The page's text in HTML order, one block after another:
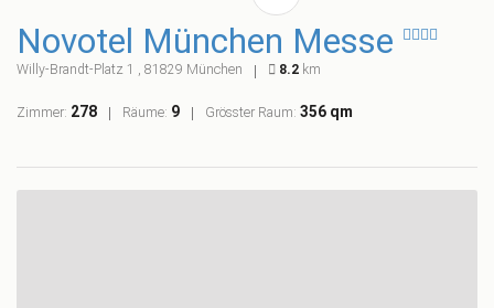
Novotel München Messe
Willy-Brandt-Platz 1 , 81829 München 8.2 km
Zimmer: 278 Räume: 9 Grösster Raum: 356 qm